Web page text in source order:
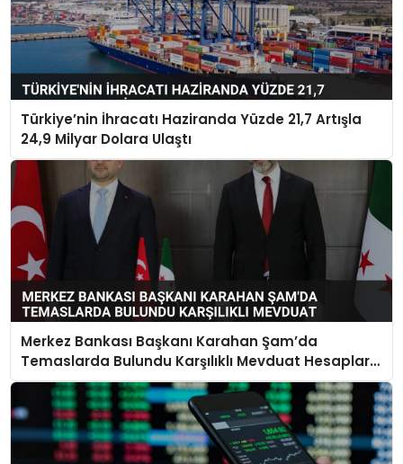
Türkiye’nin İhracatı Haziranda Yüzde 21,7 Artışla
24,9 Milyar Dolara Ulaştı
Merkez Bankası Başkanı Karahan Şam’da
Temaslarda Bulundu Karşılıklı Mevduat Hesapları
Açılacak